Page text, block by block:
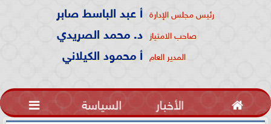
رئيس مجلس الإدارة أ عبد الباسط صابر
صاحب الامتياز د. محمد الصريدي
المدير العام أ محمود الكيلاني
 الأخبار السياسة 